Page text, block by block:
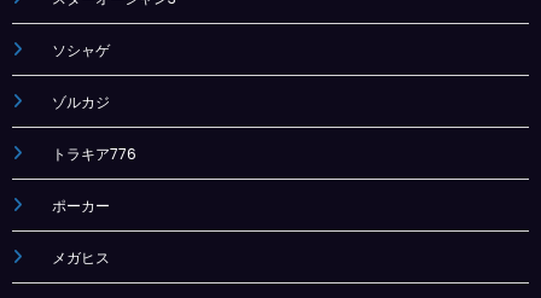
ソシャゲ
ゾルカジ
トラキア776
ポーカー
メガヒス